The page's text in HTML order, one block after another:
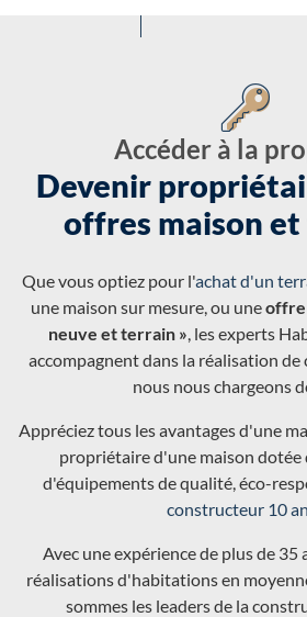
Accéder à la
Devenir
offres maison
Que vous optiez pour l'achat d'un
une maison sur mesure, ou uneoffre
neuve et terrain », les experts
accompagnent dans la réalisation de
nous nous chargeons
Appréciez tous les avantages d'une
propriétaire d'une maison dotée
d'équipements de qualité, éco-
constructeur 10
Avec une expérience de plus de 35
réalisations d'habitations en
sommes les leaders de la